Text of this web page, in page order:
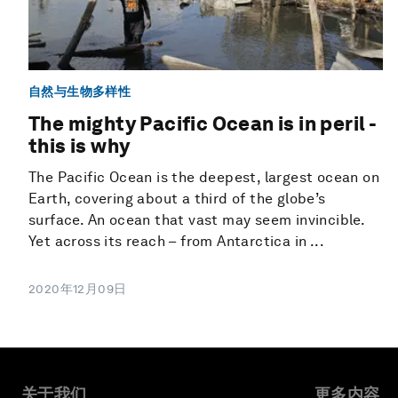
自然与生物多样性
The mighty Pacific Ocean is in peril -
this is why
The Pacific Ocean is the deepest, largest ocean on
Earth, covering about a third of the globe’s
surface. An ocean that vast may seem invincible.
Yet across its reach – from Antarctica in ...
2020年12月09日
关于我们 更多内容